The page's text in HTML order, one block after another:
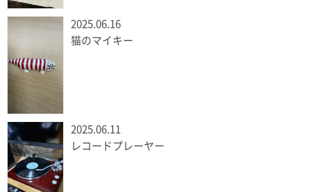
2025.06.16
猫のマイキー
2025.06.11
レコードプレーヤー